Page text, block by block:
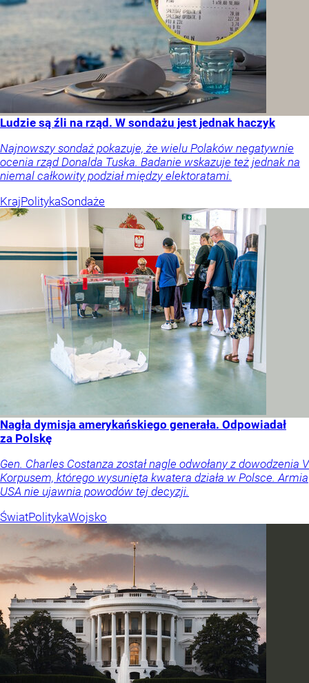
Ludzie są źli na rząd. W sondażu jest jednak haczyk
Najnowszy sondaż pokazuje, że wielu Polaków negatywnie
ocenia rząd Donalda Tuska. Badanie wskazuje też jednak na
niemal całkowity podział między elektoratami.
KrajPolitykaSondaże
Nagła dymisja amerykańskiego generała. Odpowiadał
za Polskę
Gen. Charles Costanza został nagle odwołany z dowodzenia V
Korpusem, którego wysunięta kwatera działa w Polsce. Armia
USA nie ujawnia powodów tej decyzji.
ŚwiatPolitykaWojsko